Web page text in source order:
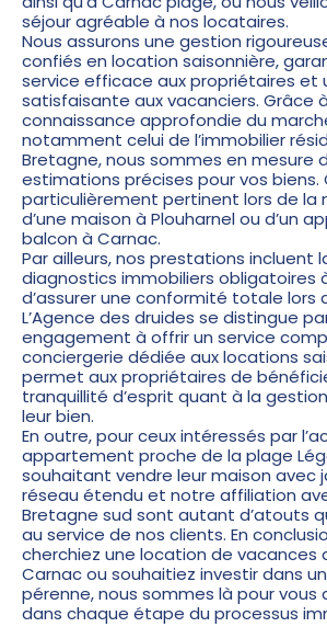
séjour agréable à nos locataires.
Nous assurons une gestion
confiés en location saisonnière,
service efficace aux propriétaires et
satisfaisante aux vacanciers. Grâce
connaissance approfondie du
notamment celui de l’immobilier
Bretagne, nous sommes en mesure
estimations précises pour vos biens.
particulièrement pertinent lors de la
d’une maison à Plouharnel ou d’un
balcon à Carnac.
Par ailleurs, nos prestations incluent
diagnostics immobiliers obligatoires
d’assurer une conformité totale lors
L’Agence des druides se distingue
engagement à offrir un service
conciergerie dédiée aux locations
permet aux propriétaires de
tranquillité d’esprit quant à la
leur bien.
En outre, pour ceux intéressés par
appartement proche de la plage
souhaitant vendre leur maison avec
réseau étendu et notre affiliation
Bretagne sud sont autant d’atouts
au service de nos clients. En
cherchiez une location de vacances
Carnac ou souhaitiez investir dans
pérenne, nous sommes là pour
dans chaque étape du processus